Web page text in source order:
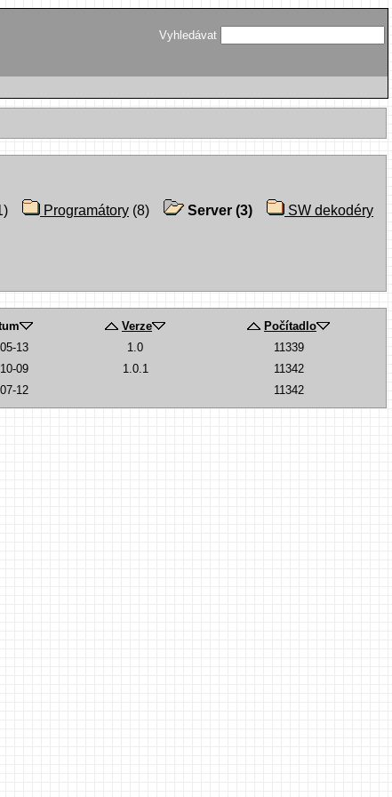
Vyhledávat
Programátory (8) Server (3)
SW dekodéry
Verze
Počítadlo
13 1.0
11339
09 1.0.1
11342
12 11342